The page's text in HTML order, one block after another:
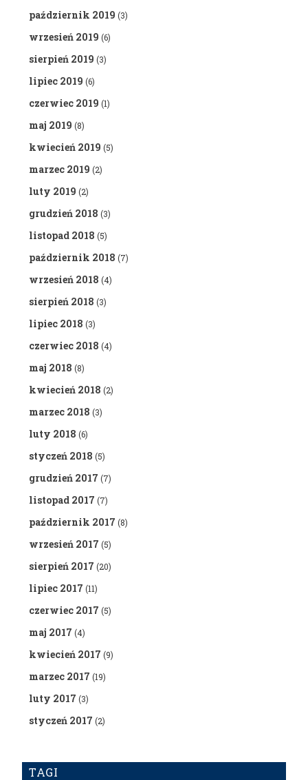
październik 2019 (3)
wrzesień 2019 (6)
sierpień 2019 (3)
lipiec 2019 (6)
czerwiec 2019 (1)
maj 2019 (8)
kwiecień 2019 (5)
marzec 2019 (2)
luty 2019 (2)
grudzień 2018 (3)
listopad 2018 (5)
październik 2018 (7)
wrzesień 2018 (4)
sierpień 2018 (3)
lipiec 2018 (3)
czerwiec 2018 (4)
maj 2018 (8)
kwiecień 2018 (2)
marzec 2018 (3)
luty 2018 (6)
styczeń 2018 (5)
grudzień 2017 (7)
listopad 2017 (7)
październik 2017 (8)
wrzesień 2017 (5)
sierpień 2017 (20)
lipiec 2017 (11)
czerwiec 2017 (5)
maj 2017 (4)
kwiecień 2017 (9)
marzec 2017 (19)
luty 2017 (3)
styczeń 2017 (2)
TAGI